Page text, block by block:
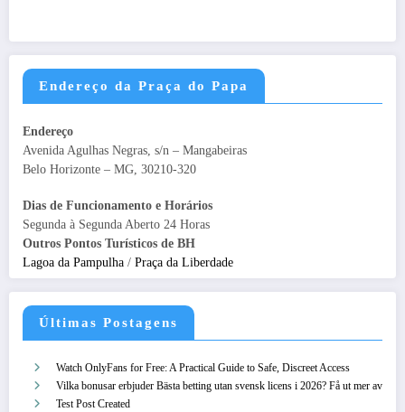
Endereço da Praça do Papa
Endereço
Avenida Agulhas Negras, s/n – Mangabeiras
Belo Horizonte – MG, 30210-320
Dias de Funcionamento e Horários
Segunda à Segunda Aberto 24 Horas
Outros Pontos Turísticos de BH
Lagoa da Pampulha / Praça da Liberdade
Últimas Postagens
Watch OnlyFans for Free: A Practical Guide to Safe, Discreet Access
Vilka bonusar erbjuder Bästa betting utan svensk licens i 2026? Få ut mer av
Test Post Created